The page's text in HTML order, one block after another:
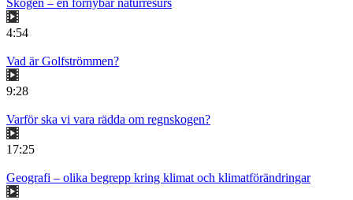
Skogen – en förnybar naturresurs
4:54
Vad är Golfströmmen?
9:28
Varför ska vi vara rädda om regnskogen?
17:25
Geografi – olika begrepp kring klimat och klimatförändringar